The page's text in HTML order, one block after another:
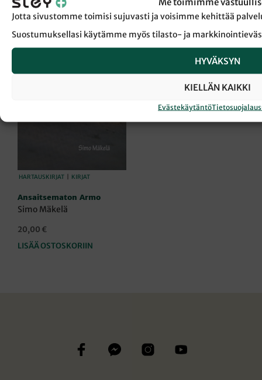
Jotta sivustomme toimisi sujuvasti ja voisimme kehittää
Suostumuksellasi käytämme myös tilasto- ja
HYVÄKSYN
KIELLÄN KAIKKI
Evästekäytäntö
HARTAUSKIRJAT KIRJAT
Ansaitsematon Armo
Simo Mäkelä
20,00 €
LISÄÄ OSTOSKORIIN